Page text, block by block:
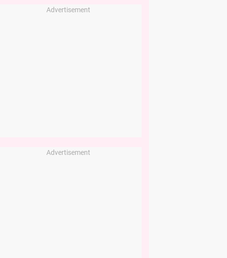
Advertisement
Advertisement